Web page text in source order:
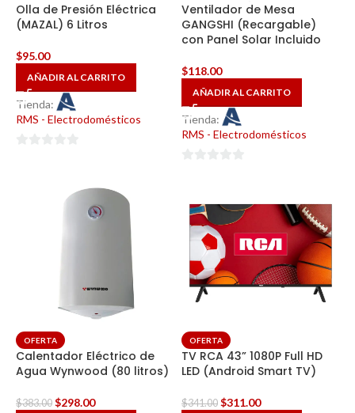
Olla de Presión Eléctrica
(MAZAL) 6 Litros
$95.00
AÑADIR AL CARRITO
Tienda:
RMS - Electrodomésticos
Ventilador de Mesa
GANGSHI (Recargable)
con Panel Solar Incluido
$118.00
AÑADIR AL CARRITO
Tienda:
RMS - Electrodomésticos
OFERTA
Calentador Eléctrico de
Agua Wynwood (80 litros)
$383.00 $298.00
OFERTA
TV RCA 43” 1080P Full HD
LED (Android Smart TV)
$341.00 $311.00